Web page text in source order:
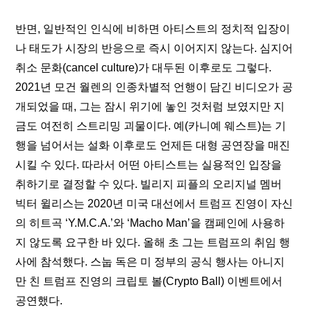
반면, 일반적인 인식에 비하면 아티스트의 정치적 입장이
나 태도가 시장의 반응으로 즉시 이어지지 않는다. 심지어
취소 문화(cancel culture)가 대두된 이후로도 그렇다.
2021년 모건 월렌의 인종차별적 언행이 담긴 비디오가 공
개되었을 때, 그는 잠시 위기에 놓인 것처럼 보였지만 지
금도 여전히 스트리밍 괴물이다. 예(카니예 웨스트)는 기
행을 넘어서는 설화 이후로도 언제든 대형 공연장을 매진
시킬 수 있다. 따라서 어떤 아티스트는 실용적인 입장을
취하기로 결정할 수 있다. 빌리지 피플의 오리지널 멤버
빅터 윌리스는 2020년 미국 대선에서 트럼프 진영이 자신
의 히트곡 ‘Y.M.C.A.’와 ‘Macho Man’을 캠페인에 사용하
지 않도록 요구한 바 있다. 올해 초 그는 트럼프의 취임 행
사에 참석했다. 스눕 독은 미 정부의 공식 행사는 아니지
만 친 트럼프 진영의 크립토 볼(Crypto Ball) 이벤트에서
공연했다.